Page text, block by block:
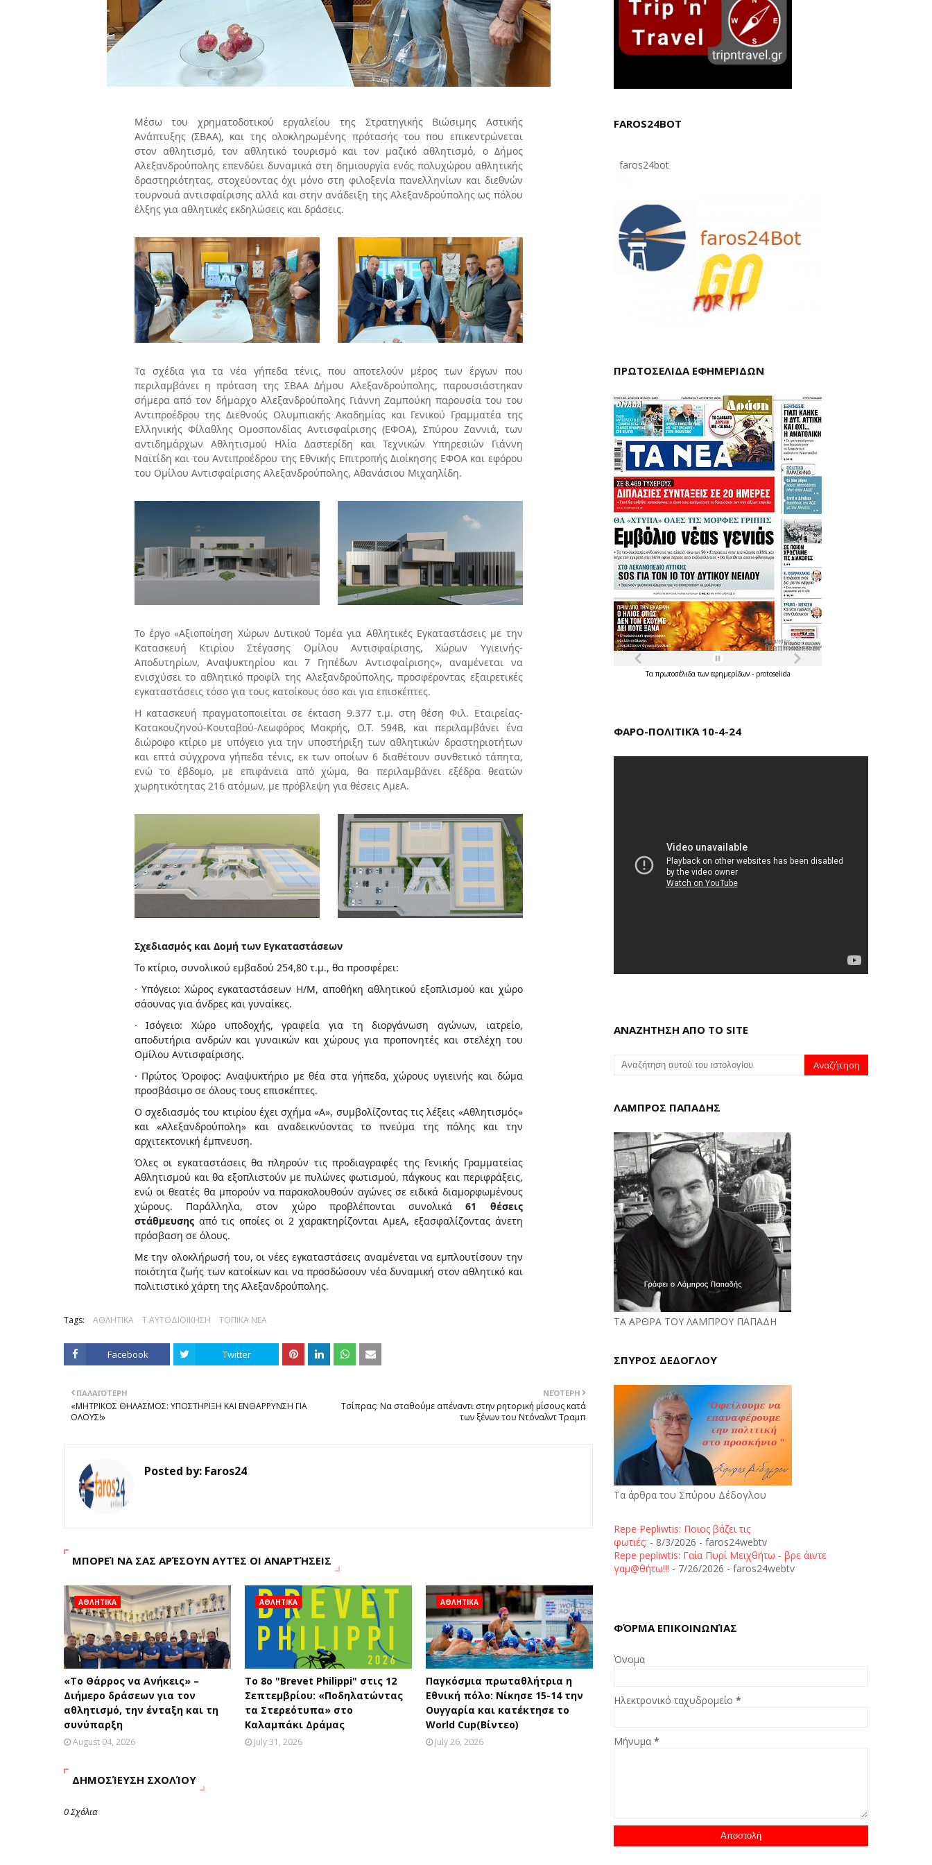
Μέσω του χρηματοδοτικού εργαλείου της Στρατηγικής Βιώσιμης Αστικής
Ανάπτυξης (ΣΒΑΑ), και της ολοκληρωμένης πρότασής του που επικεντρώνεται
στον αθλητισμό, τον αθλητικό τουρισμό και τον μαζικό αθλητισμό, ο Δήμος
Αλεξανδρούπολης επενδύει δυναμικά στη δημιουργία ενός πολυχώρου αθλητικής
δραστηριότητας, στοχεύοντας όχι μόνο στη φιλοξενία πανελληνίων και διεθνών
τουρνουά αντισφαίρισης αλλά και στην ανάδειξη της Αλεξανδρούπολης ως πόλου
έλξης για αθλητικές εκδηλώσεις και δράσεις.
Τα σχέδια για τα νέα γήπεδα τένις, που αποτελούν μέρος των έργων που
περιλαμβάνει η πρόταση της ΣΒΑΑ Δήμου Αλεξανδρούπολης, παρουσιάστηκαν
σήμερα από τον δήμαρχο Αλεξανδρούπολης Γιάννη Ζαμπούκη παρουσία του του
Αντιπροέδρου της Διεθνούς Ολυμπιακής Ακαδημίας και Γενικού Γραμματέα της
Ελληνικής Φίλαθλης Ομοσπονδίας Αντισφαίρισης (ΕΦΟΑ), Σπύρου Ζαννιά, των
αντιδημάρχων Αθλητισμού Ηλία Δαστερίδη και Τεχνικών Υπηρεσιών Γιάννη
Ναϊτίδη και του Αντιπροέδρου της Εθνικής Επιτροπής Διοίκησης ΕΦΟΑ και εφόρου
του Ομίλου Αντισφαίρισης Αλεξανδρούπολης, Αθανάσιου Μιχαηλίδη.
Το έργο «Αξιοποίηση Χώρων Δυτικού Τομέα για Αθλητικές Εγκαταστάσεις με την
Κατασκευή Κτιρίου Στέγασης Ομίλου Αντισφαίρισης, Χώρων Υγιεινής-
Αποδυτηρίων, Αναψυκτηρίου και 7 Γηπέδων Αντισφαίρισης», αναμένεται να
ενισχύσει το αθλητικό προφίλ της Αλεξανδρούπολης, προσφέροντας εξαιρετικές
εγκαταστάσεις τόσο για τους κατοίκους όσο και για επισκέπτες.
Η κατασκευή πραγματοποιείται σε έκταση 9.377 τ.μ. στη θέση Φιλ. Εταιρείας-
Κατακουζηνού-Κουταβού-Λεωφόρος Μακρής, Ο.Τ. 594Β, και περιλαμβάνει ένα
διώροφο κτίριο με υπόγειο για την υποστήριξη των αθλητικών δραστηριοτήτων
και επτά σύγχρονα γήπεδα τένις, εκ των οποίων 6 διαθέτουν συνθετικό τάπητα,
ενώ το έβδομο, με επιφάνεια από χώμα, θα περιλαμβάνει εξέδρα θεατών
χωρητικότητας 216 ατόμων, με πρόβλεψη για θέσεις ΑμεΑ.
Σχεδιασμός και Δομή των Εγκαταστάσεων
Το κτίριο, συνολικού εμβαδού 254,80 τ.μ., θα προσφέρει:
· Υπόγειο: Χώρος εγκαταστάσεων Η/Μ, αποθήκη αθλητικού εξοπλισμού και χώρο
σάουνας για άνδρες και γυναίκες.
· Ισόγειο: Χώρο υποδοχής, γραφεία για τη διοργάνωση αγώνων, ιατρείο,
αποδυτήρια ανδρών και γυναικών και χώρους για προπονητές και στελέχη του
Ομίλου Αντισφαίρισης.
· Πρώτος Όροφος: Αναψυκτήριο με θέα στα γήπεδα, χώρους υγιεινής και δώμα
προσβάσιμο σε όλους τους επισκέπτες.
Ο σχεδιασμός του κτιρίου έχει σχήμα «Α», συμβολίζοντας τις λέξεις «Αθλητισμός»
και «Αλεξανδρούπολη» και αναδεικνύοντας το πνεύμα της πόλης και την
αρχιτεκτονική έμπνευση.
Όλες οι εγκαταστάσεις θα πληρούν τις προδιαγραφές της Γενικής Γραμματείας
Αθλητισμού και θα εξοπλιστούν με πυλώνες φωτισμού, πάγκους και περιφράξεις,
ενώ οι θεατές θα μπορούν να παρακολουθούν αγώνες σε ειδικά διαμορφωμένους
χώρους. Παράλληλα, στον χώρο προβλέπονται συνολικά61 θέσεις
στάθμευσηςαπό τις οποίες οι 2 χαρακτηρίζονται ΑμεΑ, εξασφαλίζοντας άνετη
πρόσβαση σε όλους.
Με την ολοκλήρωσή του, οι νέες εγκαταστάσεις αναμένεται να εμπλουτίσουν την
ποιότητα ζωής των κατοίκων και να προσδώσουν νέα δυναμική στον αθλητικό και
πολιτιστικό χάρτη της Αλεξανδρούπολης.
Tags: ΑΘΛΗΤΙΚΑ Τ.ΑΥΤΟΔΙΟΙΚΗΣΗ ΤΟΠΙΚΑ ΝΕΑ
Facebook Twitter
ΝΕΌΤΕΡΗ
Τσίπρας: Να σταθούμε απέναντι στην ρητορική μίσους κατά
των ξένων του Ντόναλντ Τραμπ
ΠΑΛΑΙΌΤΕΡΗ
«ΜΗΤΡΙΚΟΣ ΘΗΛΑΣΜΟΣ: ΥΠΟΣΤΗΡΙΞΗ ΚΑΙ ΕΝΘΑΡΡΥΝΣΗ ΓΙΑ
ΟΛΟΥΣ!»
Posted by: Faros24
ΜΠΟΡΕΊ ΝΑ ΣΑΣ ΑΡΈΣΟΥΝ ΑΥΤΈΣ ΟΙ ΑΝΑΡΤΉΣΕΙΣ
ΑΘΛΗΤΙΚΑ
«Το Θάρρος να Ανήκεις» –
Διήμερο δράσεων για τον
αθλητισμό, την ένταξη και τη
συνύπαρξη
August 04, 2026
ΑΘΛΗΤΙΚΑ
Το 8ο "Brevet Philippi" στις 12
Σεπτεμβρίου: «Ποδηλατώντας
τα Στερεότυπα» στο
Καλαμπάκι Δράμας
July 31, 2026
ΑΘΛΗΤΙΚΑ
Παγκόσμια πρωταθλήτρια η
Εθνική πόλο: Νίκησε 15-14 την
Ουγγαρία και κατέκτησε το
World Cup(Βίντεο)
July 26, 2026
ΔΗΜΟΣΊΕΥΣΗ ΣΧΟΛΊΟΥ
0 Σχόλια
FAROS24BOT
faros24bot
ΠΡΩΤΟΣΕΛΙΔΑ ΕΦΗΜΕΡΙΔΩΝ
Τα πρωτοσέλιδατων εφημερίδων - protoselida
ΦΑΡΟ-ΠΟΛΙΤΙΚΆ 10-4-24
ΑΝΑΖΗΤΗΣΗ ΑΠΟ ΤΟ SITE
ΛΑΜΠΡΟΣ ΠΑΠΑΔΗΣ
ΤΑ ΑΡΘΡΑ ΤΟΥ ΛΑΜΠΡΟΥ ΠΑΠΑΔΗ
ΣΠΥΡΟΣ ΔΕΔΟΓΛΟΥ
Τα άρθρα του Σπύρου Δέδογλου
Repe Pepliwtis: Ποιος βάζει τις
φωτιές; - 8/3/2026 - faros24webtv
Repe pepliwtis: Γαία Πυρί Μειχθήτω - βρε άιντε
γαμ@θήτω!!! - 7/26/2026 - faros24webtv
ΦΌΡΜΑ ΕΠΙΚΟΙΝΩΝΊΑΣ
Όνομα
Ηλεκτρονικό ταχυδρομείο*
Μήνυμα*